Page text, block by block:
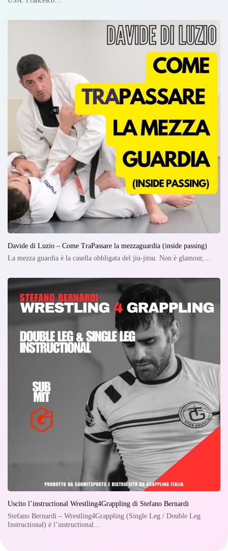
Davide di Luzio – Come TraPassare la mezzaguardia (inside passing)
La mezza guardia è la casella obbligata del jiu-jitsu. Non è glamour,…
Uscito l’instructional Wrestling4Grappling di Stefano Bernardi
Stefano Bernardi – Wrestling4Grappling (Single Leg / Double Leg
Instructional) è l’instructional…